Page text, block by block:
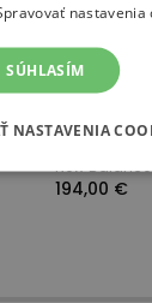
Topánky
New
194,00 €
nastavenia
SÚHLASÍM
NASTAVENIA